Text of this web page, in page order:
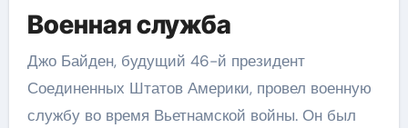
Военная служба
Джо Байден, будущий 46-й президент
Соединенных Штатов Америки, провел военную
службу во время Вьетнамской войны. Он был